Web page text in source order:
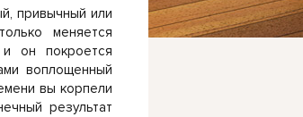
привычный или
меняется
он покроется
воплощенный
вы корпели
результат